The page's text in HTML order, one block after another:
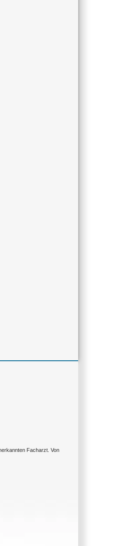
Facharzt. Von